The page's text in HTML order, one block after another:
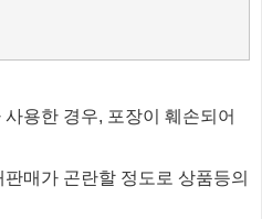
용한 경우, 포장이 훼손되어
매가 곤란할 정도로 상품등의